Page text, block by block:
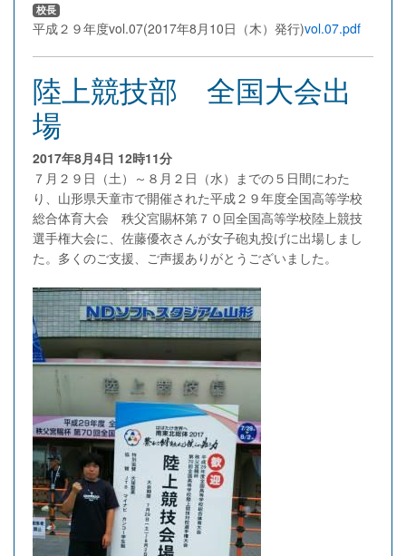
校長
平成２９年度vol.07(2017年8月10日（木）発行)vol.07.pdf
陸上競技部 全国大会出
場
2017年8月4日 12時11分
７月２９日（土）～８月２日（水）までの５日間にわた
り、山形県天童市で開催された平成２９年度全国高等学校
総合体育大会 秩父宮賜杯第７０回全国高等学校陸上競技
選手権大会に、佐藤優衣さんが女子砲丸投げに出場しまし
た。多くのご支援、ご声援ありがとうございました。